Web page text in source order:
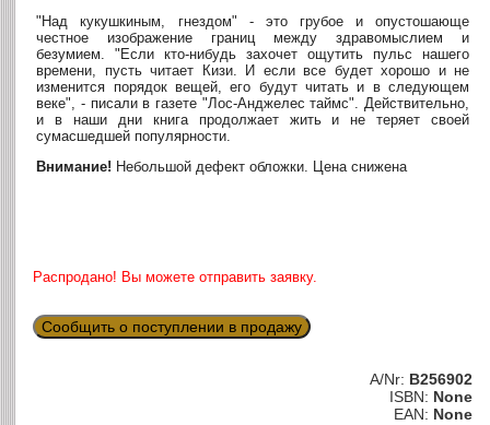
"Над кукушкиным, гнездом" - это грубое и опустошающе
честное изображение границ между здравомыслием и
безумием. "Если кто-нибудь захочет ощутить пульс нашего
времени, пусть читает Кизи. И если все будет хорошо и не
изменится порядок вещей, его будут читать и в следующем
веке", - писали в газете "Лос-Анджелес таймс". Действительно,
и в наши дни книга продолжает жить и не теряет своей
сумасшедшей популярности.
Внимание! Небольшой дефект обложки. Цена снижена
Распродано! Вы можете отправить заявку.
Сообщить о поступлении в продажу
A/Nr: B256902
ISBN: None
EAN: None